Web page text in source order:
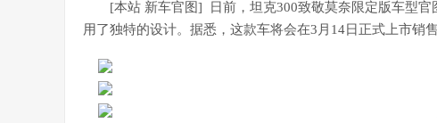
[本站 新车官图] 日前，坦克300致敬莫奈限定版车型
用了独特的设计。据悉，这款车将会在3月14日正式上市销